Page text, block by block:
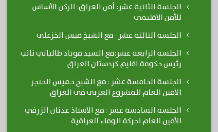
الجلسة الثانية عشر: أمن العراق: الركن الأساس
للأمن الاقليمي
الجلسة الثالثة عشر : مع الشيخ قيس الخزعلي
الجلسة الرابعة عشر:مع السيد قوباد طالباني نائب
رئيس حكومة اقليم كردستان العراق
الجلسة الخامسة عشر : مع الشيخ خميس الخنجر
الامين العام للمشروع العربي في العراق
الجلسة السادسة عشر : مع الاستاذ عدنان الزرفي
الأمين العام لحركة الوفاء العراقية